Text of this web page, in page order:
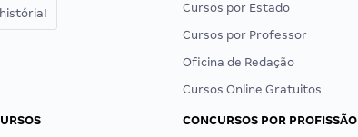
Cursos por Estado
Cursos por Professor
Oficina de Redação
Cursos Online Gratuitos
CONCURSOS POR PROFISSÃO